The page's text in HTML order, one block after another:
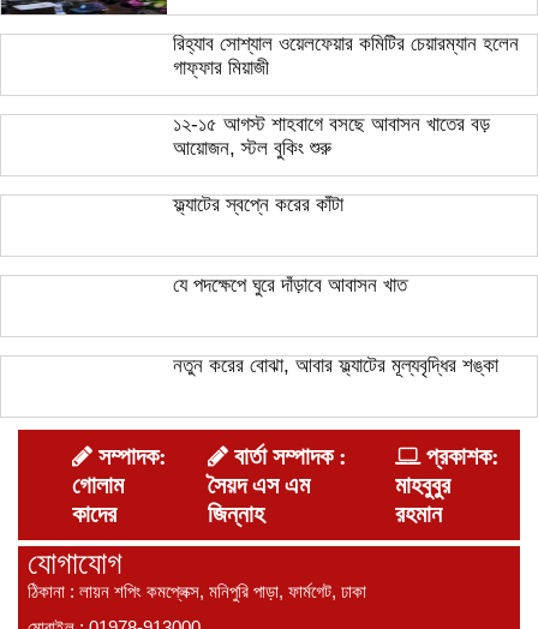
রিহ্যাব সোশ্যাল ওয়েলফেয়ার কমিটির চেয়ারম্যান হলেন
গাফ্ফার মিয়াজী
১২-১৫ আগস্ট শাহবাগে বসছে আবাসন খাতের বড়
আয়োজন, স্টল বুকিং শুরু
ফ্ল্যাটের স্বপ্নে করের কাঁটা
যে পদক্ষেপে ঘুরে দাঁড়াবে আবাসন খাত
নতুন করের বোঝা, আবার ফ্ল্যাটের মূল্যবৃদ্ধির শঙ্কা
সম্পাদক:
গোলাম
কাদের
বার্তা সম্পাদক :
সৈয়দ এস এম
জিন্নাহ
প্রকাশক:
মাহবুবুর
রহমান
যোগাযোগ
ঠিকানা : লায়ন শপিং কমপ্লেক্স, মনিপুরি পাড়া, ফার্মগেট, ঢাকা